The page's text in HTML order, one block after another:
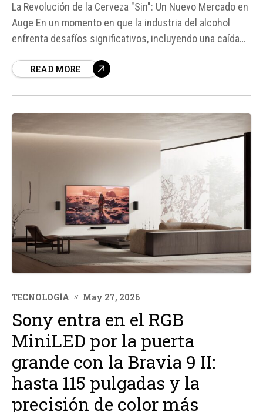
La Revolución de la Cerveza "Sin": Un Nuevo Mercado en
Auge En un momento en que la industria del alcohol
enfrenta desafíos significativos, incluyendo una caída
generacional en el consumo de bebidas alcohólicas,
READ MORE
TECNOLOGÍA May 27, 2026
Sony entra en el RGB
MiniLED por la puerta
grande con la Bravia 9 II:
hasta 115 pulgadas y la
precisión de color más